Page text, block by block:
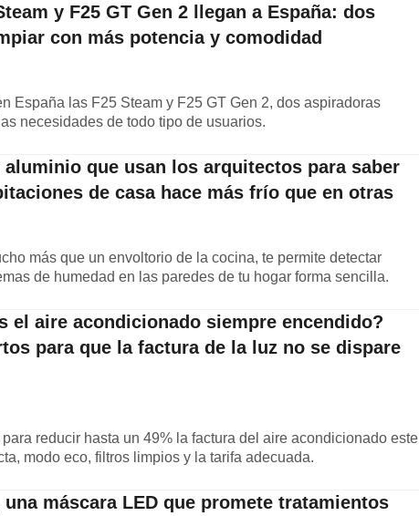
y F25 GT Gen 2 llegan a España: dos
con más potencia y comodidad
España las F25 Steam y F25 GT Gen 2, dos aspiradoras
necesidades de todo tipo de usuarios.
que usan los arquitectos para saber
de casa hace más frío que en otras
más que un envoltorio de la cocina, te permite detectar
de humedad en las paredes de tu hogar forma sencilla.
el aire acondicionado siempre encendido?
para que la factura de la luz no se dispare
reducir hasta un 49% la factura del aire acondicionado este
modo eco, filtros limpios y la tarifa adecuada.
una máscara LED que promete tratamientos